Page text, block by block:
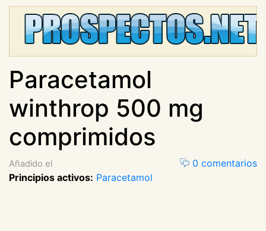
Paracetamol
winthrop 500 mg
comprimidos
0 comentarios
Añadido el
Principios activos: Paracetamol